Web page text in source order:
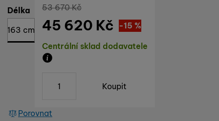
Vyberte variantu
Délka
163 cm
Dostupnost
Centrální sklad dodavatele
Původní cena
53 670Kč
Sleva
8 050
(
-15 %
45 620 Kč
Koupit
Porovnat